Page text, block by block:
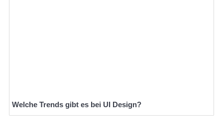
Welche Trends gibt es bei UI Design?